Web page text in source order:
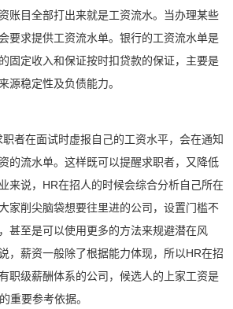
账目全部打出来就是工资流水。当办理某些
要求提供工资流水单。银行的工资流水单是
固定收入和保证按时扣贷款的保证，主要是
源稳定性及负债能力。
者在面试时虚报自己的工资水平，会在通知
的流水单。这样既可以提醒求职者，又降低
来说，HR在招人的时候会综合分析自己所在
家削尖脑袋想要往里进的公司，设置门槛不
甚至是可以使用更多的方法来规避潜在风
，薪资一般除了根据能力体现，所以HR在招
职级薪酬体系的公司，候选人的上家工资是
重要参考依据。